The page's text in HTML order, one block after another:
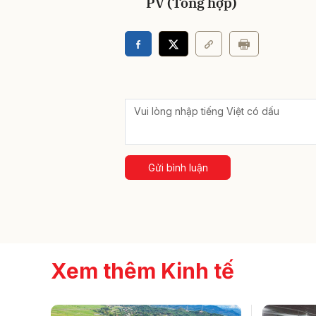
Gửi bình luận
Xem thêm Kinh tế